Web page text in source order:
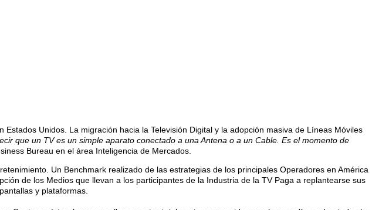
Unidos. La migración hacia la Televisión Digital y la adopción masiva de Líneas Móviles
que un TV es un simple aparato conectado a una Antena o a un Cable. Es el momento de
Bureau en el área Inteligencia de Mercados.
Un Benchmark realizado de las estrategias de los principales Operadores en América
de los Medios que llevan a los participantes de la Industria de la TV Paga a replantearse sus
y plataformas.